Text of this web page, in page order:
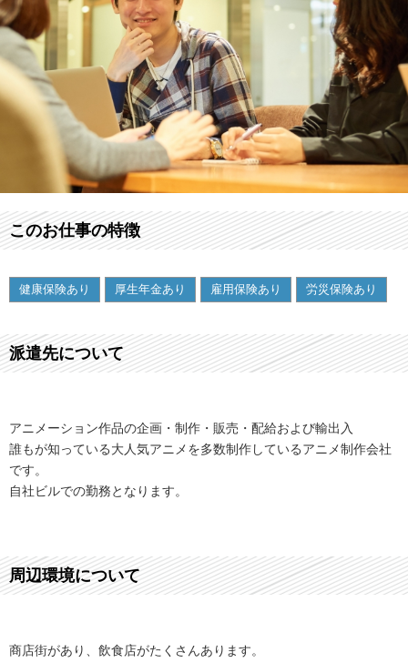
このお仕事の特徴
健康保険あり 厚生年金あり 雇用保険あり 労災保険あり
派遣先について
アニメーション作品の企画・制作・販売・配給および輸出入
誰もが知っている大人気アニメを多数制作しているアニメ制作会社
です。
自社ビルでの勤務となります。
周辺環境について
商店街があり、飲食店がたくさんあります。